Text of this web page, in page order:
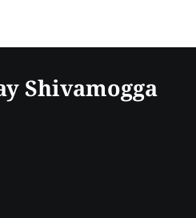
Shivamogga